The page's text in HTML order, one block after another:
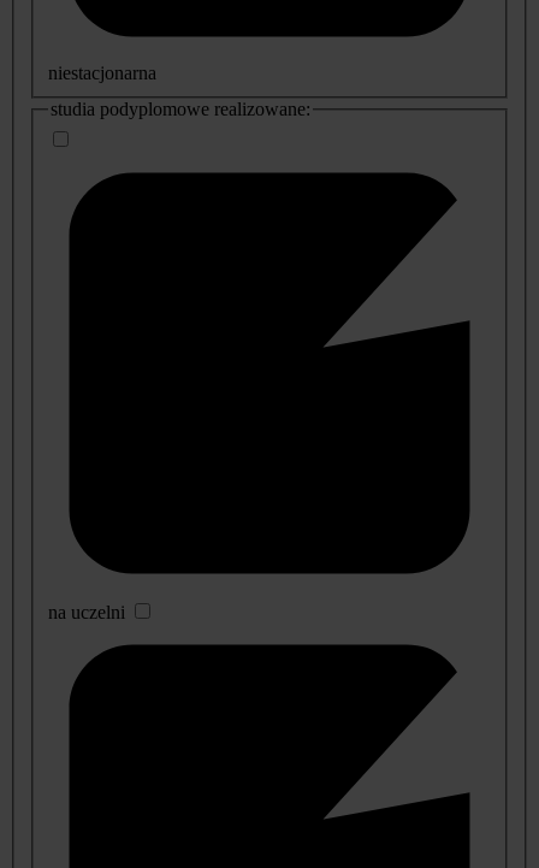
niestacjonarna
studia podyplomowe realizowane:
na uczelni